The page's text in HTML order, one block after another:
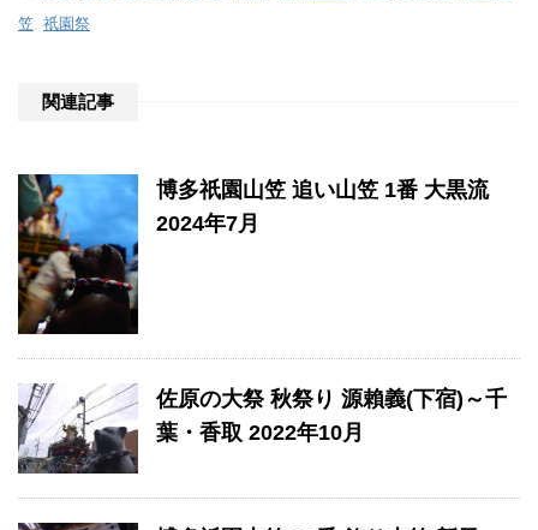
笠 祇園祭
関連記事
博多祇園山笠 追い山笠 1番 大黒流
2024年7月
佐原の大祭 秋祭り 源賴義(下宿)～千
葉・香取 2022年10月